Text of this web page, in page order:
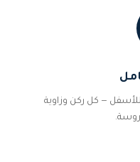
للأسفل — كل ركن وزاوية